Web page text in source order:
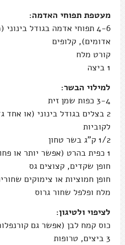
מעטפת תפוחי האדמה:
4-6 תפוחי אדמה בגודל
אדומים), קלופים
קורט מלח
1 ביצה
למילוי הבשר:
3-4 כפות שמן זית
2 בצלים בגודל בינוני (או אחד
לקוביות
1/2 ק"ג בשר טחון
1 כפית בהרט (אפשר יותר או פחות)
חופן שקדים, קצוצים גס
חופן חמוציות או צימוקים
מלח ופלפל שחור גרוס
לציפוי ולטיגון:
כוס קמח לבן (אפשר גם
3 ביצים, טרופות